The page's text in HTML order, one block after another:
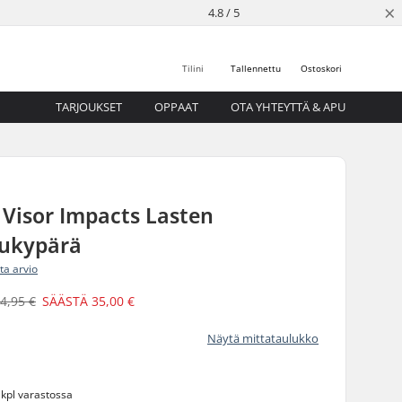
4.8 / 5 ×
Ostoskori
Tallennettu
Tilini
TARJOUKSET OPPAAT OTA YHTEYTTÄ & APU
Impacts Lasten
arvio
€ SÄÄSTÄ35,00 €
Näytä mittataulukko
varastossa